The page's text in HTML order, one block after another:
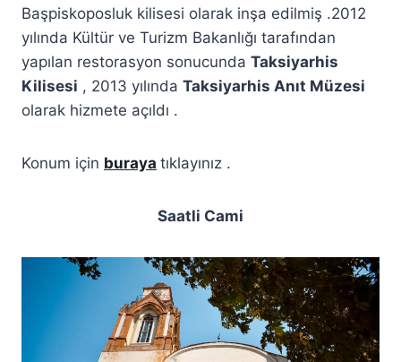
Başpiskoposluk kilisesi olarak inşa edilmiş .2012
yılında Kültür ve Turizm Bakanlığı tarafından
yapılan restorasyon sonucunda Taksiyarhis
Kilisesi , 2013 yılında Taksiyarhis Anıt Müzesi
olarak hizmete açıldı .
Konum için buraya tıklayınız .
Saatli Cami